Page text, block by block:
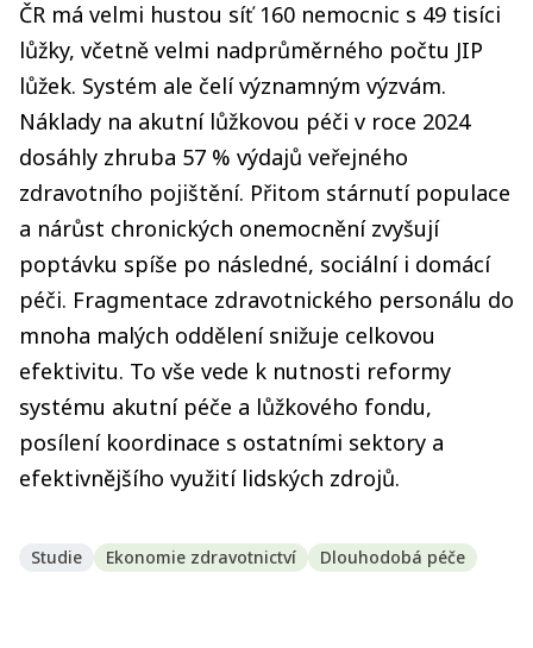
ČR má velmi hustou síť 160 nemocnic s 49 tisíci
lůžky, včetně velmi nadprůměrného počtu JIP
lůžek. Systém ale čelí významným výzvám.
Náklady na akutní lůžkovou péči v roce 2024
dosáhly zhruba 57 % výdajů veřejného
zdravotního pojištění. Přitom stárnutí populace
a nárůst chronických onemocnění zvyšují
poptávku spíše po následné, sociální i domácí
péči. Fragmentace zdravotnického personálu do
mnoha malých oddělení snižuje celkovou
efektivitu. To vše vede k nutnosti reformy
systému akutní péče a lůžkového fondu,
posílení koordinace s ostatními sektory a
efektivnějšího využití lidských zdrojů.
Studie Ekonomie zdravotnictví Dlouhodobá péče